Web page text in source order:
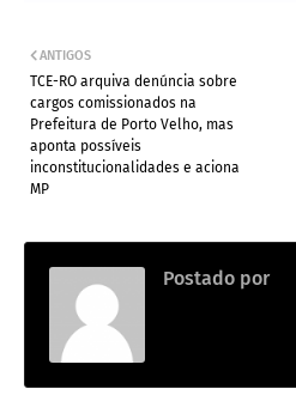
ANTIGOS
TCE-RO arquiva denúncia sobre
cargos comissionados na
Prefeitura de Porto Velho, mas
aponta possíveis
inconstitucionalidades e aciona
MP
Postado por